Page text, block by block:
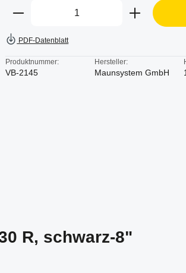
Produkt Anzahl: Gib den
PDF-Datenblatt
Produktnummer:
VB-2145
Hersteller:
Maunsystem GmbH
R, schwarz-8"